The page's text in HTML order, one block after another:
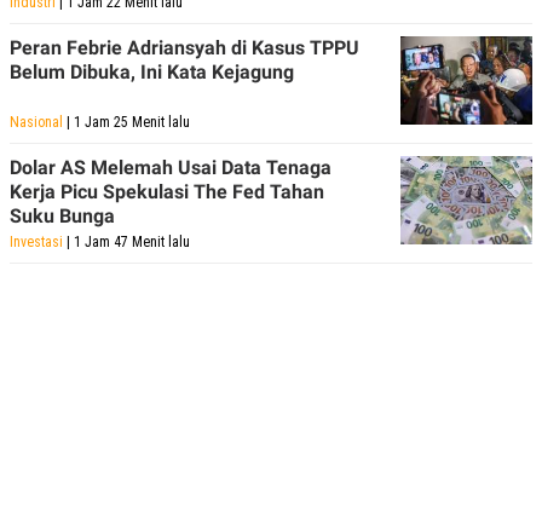
Peran Febrie Adriansyah di Kasus TPPU
Belum Dibuka, Ini Kata Kejagung
Nasional | 1 Jam 25 Menit lalu
Dolar AS Melemah Usai Data Tenaga
Kerja Picu Spekulasi The Fed Tahan
Suku Bunga
Investasi | 1 Jam 47 Menit lalu